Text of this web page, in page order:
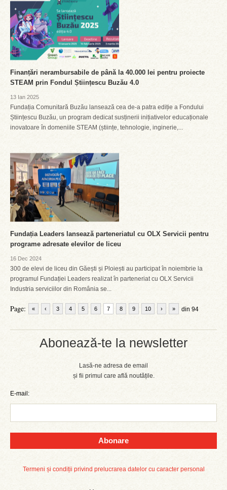
Abonează-te la newsletter
Lasă-ne adresa de email
și fii primul care află noutățile.
E-mail:
Abonare
Termeni și condiții privind prelucrarea datelor cu caracter personal
Finanțări nerambursabile de până la 40.000 lei pentru proiecte
STEAM prin Fondul Științescu Buzău 4.0
13 Ian 2025
Fundația Comunitară Buzău lansează cea de-a patra ediție a Fondului
Științescu Buzău, un program dedicat susținerii inițiativelor educaționale
inovatoare în domeniile STEAM (științe, tehnologie, inginerie,...
Fundația Leaders lansează parteneriatul cu OLX Servicii pentru
programe adresate elevilor de liceu
16 Dec 2024
300 de elevi de liceu din Găești și Ploiești au participat în noiembrie la
programul Fundației Leaders realizat în parteneriat cu OLX Servicii
Industria serviciilor din România se...
Page: « ‹ 3 4 5 6 7 8 9 10 din 94
› »